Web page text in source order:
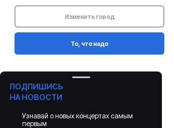
Изменить город
То, что надо
ПОДПИШИСЬ
НА НОВОСТИ
Узнавай о новых концертах самым
первым